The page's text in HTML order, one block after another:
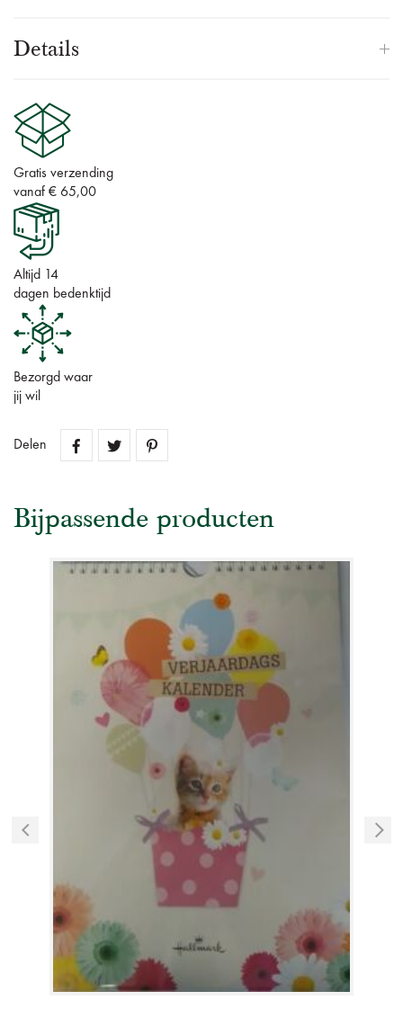
Details
Gratis verzending
vanaf € 65,00
Altijd 14
dagen bedenktijd
Bezorgd waar
jij wil
Delen
Bijpassende producten